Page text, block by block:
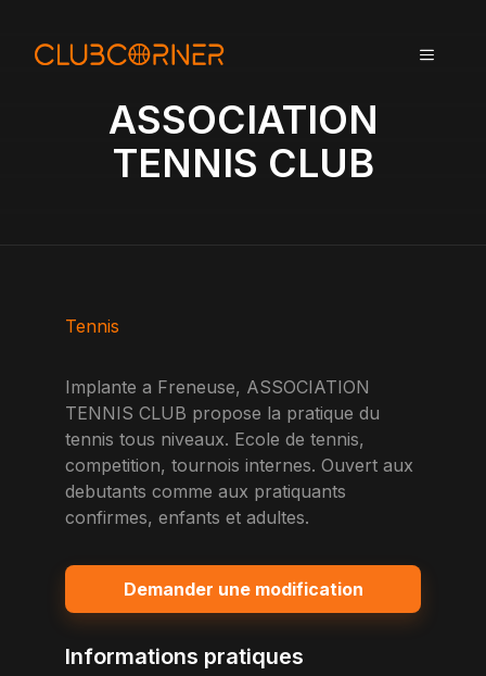
MENU
ASSOCIATION
TENNIS CLUB
Tennis
Implante a Freneuse, ASSOCIATION
TENNIS CLUB propose la pratique du
tennis tous niveaux. Ecole de tennis,
competition, tournois internes. Ouvert aux
debutants comme aux pratiquants
confirmes, enfants et adultes.
Demander une modification
Informations pratiques